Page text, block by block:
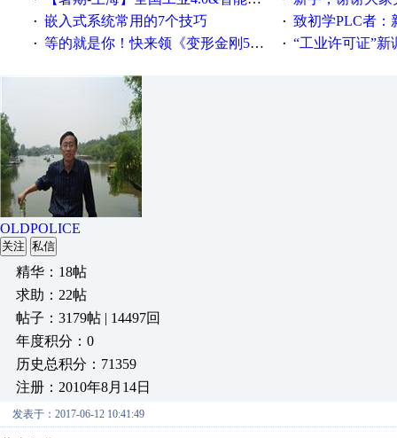
· 嵌入式系统常用的7个技巧 · 致初学PLC者：新人
· 等的就是你！快来领《变形金刚5》观影券 · “工业许可证”新调整：水文仪
OLDPOLICE
关注 私信
精华：18帖
求助：22帖
帖子：3179帖 | 14497回
年度积分：0
历史总积分：71359
注册：2010年8月14日
发表于：2017-06-12 10:41:49